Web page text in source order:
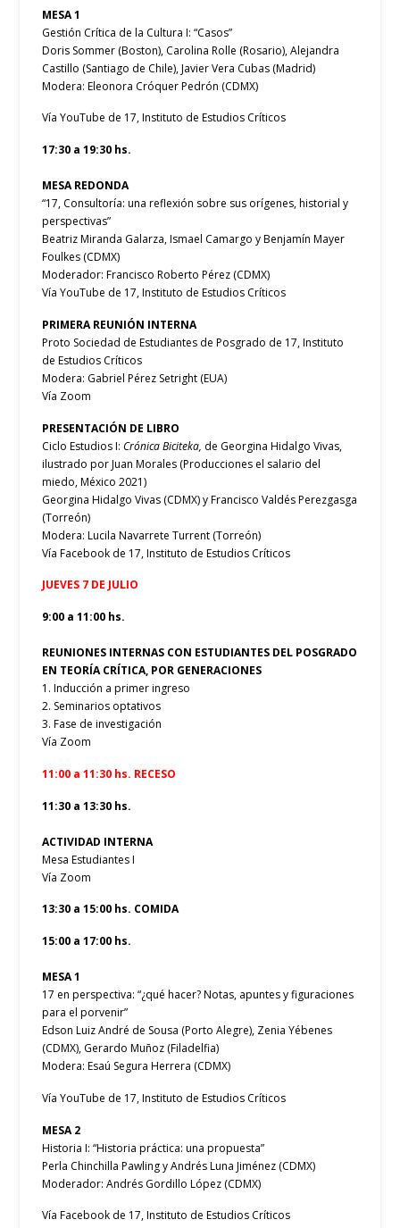
MESA 1
Gestión Crítica de la Cultura I: “Casos”
Doris Sommer (Boston), Carolina Rolle (Rosario),Alejandra
Castillo (Santiago de Chile),Javier Vera Cubas (Madrid)
Modera: Eleonora Cróquer Pedrón (CDMX)
Vía YouTube de 17, Instituto de Estudios Críticos
17:30 a 19:30 hs.
MESA REDONDA
“17, Consultoría: una reflexión sobre sus orígenes, historial y
perspectivas”
Beatriz Miranda Galarza, Ismael Camargo y Benjamín Mayer
Foulkes (CDMX)
Moderador: Francisco Roberto Pérez (CDMX)
Vía YouTube de 17, Instituto de Estudios Críticos
PRIMERA REUNIÓN INTERNA
Proto Sociedad de Estudiantes de Posgrado de 17, Instituto
de Estudios Críticos
Modera: Gabriel Pérez Setright (EUA)
Vía Zoom
PRESENTACIÓN DE LIBRO
Ciclo Estudios I:Crónica Biciteka, de Georgina Hidalgo Vivas,
ilustrado por Juan Morales (Producciones el salario del
miedo, México 2021)
Georgina Hidalgo Vivas (CDMX) y Francisco Valdés Perezgasga
(Torreón)
Modera: Lucila Navarrete Turrent (Torreón)
Vía Facebook de 17, Instituto de Estudios Críticos
JUEVES 7 DE JULIO
9:00 a 11:00 hs.
REUNIONES INTERNAS CON ESTUDIANTES DEL POSGRADO
EN TEORÍA CRÍTICA, POR GENERACIONES
1. Inducción a primer ingreso
2. Seminarios optativos
3. Fase de investigación
Vía Zoom
11:00 a 11:30 hs. RECESO
11:30 a 13:30 hs.
ACTIVIDAD INTERNA
Mesa Estudiantes I
Vía Zoom
13:30 a 15:00 hs. COMIDA
15:00 a 17:00 hs.
MESA 1
17 en perspectiva: “¿qué hacer? Notas, apuntes y figuraciones
para el porvenir”
Edson Luiz André de Sousa (Porto Alegre), Zenia Yébenes
(CDMX), Gerardo Muñoz (Filadelfia)
Modera: Esaú Segura Herrera (CDMX)
Vía YouTube de 17, Instituto de Estudios Críticos
MESA 2
Historia I: “Historia práctica: una propuesta”
Perla Chinchilla Pawling y Andrés Luna Jiménez (CDMX)
Moderador: Andrés Gordillo López (CDMX)
Vía Facebook de 17, Instituto de Estudios Críticos